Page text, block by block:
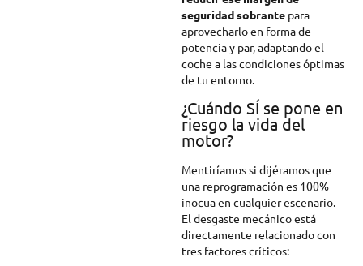
seguridad sobrante para
aprovecharlo en forma de
potencia y par, adaptando el
coche a las condiciones óptimas
de tu entorno.
¿Cuándo SÍ se pone en
riesgo la vida del
motor?
Mentiríamos si dijéramos que
una reprogramación es 100%
inocua en cualquier escenario.
El desgaste mecánico está
directamente relacionado con
tres factores críticos: